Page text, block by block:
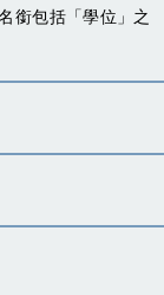
銜包括「學位」之